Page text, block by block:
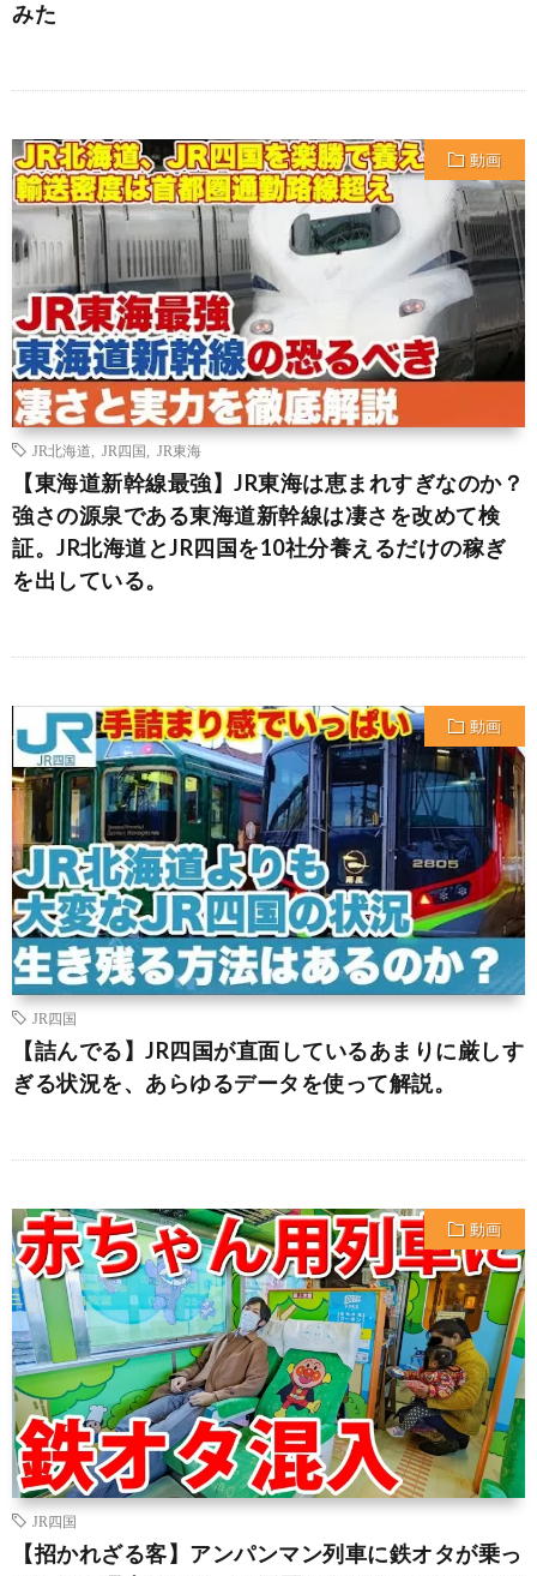
みた
動画
JR北海道 JR四国 JR東海
【東海道新幹線最強】JR東海は恵まれすぎなのか？
強さの源泉である東海道新幹線は凄さを改めて検
証。JR北海道とJR四国を10社分養えるだけの稼ぎ
を出している。
動画
JR四国
【詰んでる】JR四国が直面しているあまりに厳しす
ぎる状況を、あらゆるデータを使って解説。
動画
JR四国
【招かれざる客】アンパンマン列車に鉄オタが乗っ